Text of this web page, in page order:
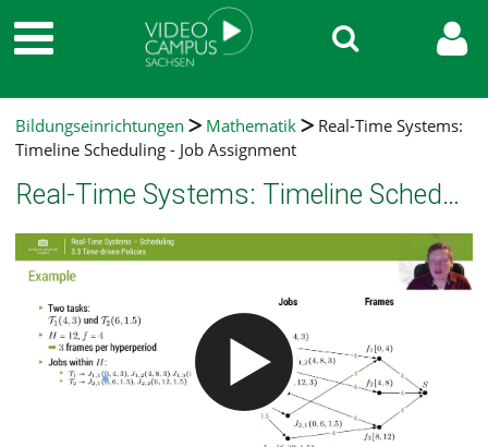
Bildungseinrichtungen Mathematik
Real-Time Systems:
Timeline Scheduling - Job Assignment
Real-Time Systems: Timeline Scheduling - Job Assignment